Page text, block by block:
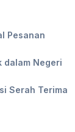
Pesanan
dalam Negeri
Serah Terima